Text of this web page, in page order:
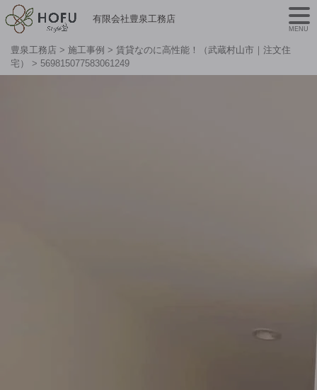
有限会社豊泉工務店
豊泉工務店 > 施工事例 > 賃貸なのに高性能！（武蔵村山市｜注文住
宅）
> 569815077583061249
MENU